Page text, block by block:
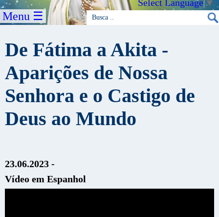
Select Language ▼
Menu ☰
De Fátima a Akita -
Aparições de Nossa
Senhora e o Castigo de
Deus ao Mundo
23.06.2023 -
Vídeo em Espanhol